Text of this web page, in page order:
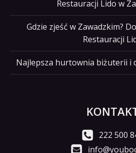
Restauracji Lido w
Gdzie zjeść w Zawadzkim?
Restauracji
Najlepsza hurtownia biżuterii i
222 500